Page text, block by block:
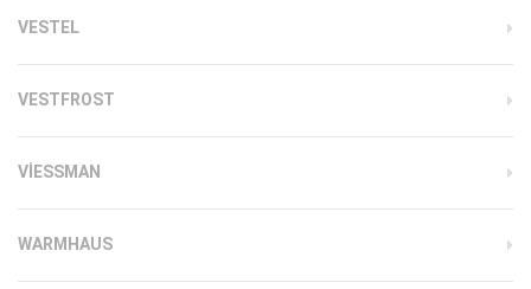
VESTEL
VESTFROST
VIESSMAN
WARMHAUS